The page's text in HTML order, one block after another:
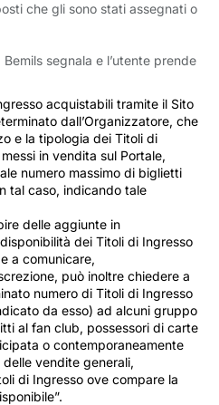
che gli sono stati assegnati o
segnala e l’utente prende
acquistabili tramite il Sito
dall’Organizzatore, che
e la tipologia dei Titoli di
in vendita sul Portale,
numero massimo di biglietti
tal caso, indicando tale
delle aggiunte in
dei Titoli di Ingresso
a comunicare,
può inoltre chiedere a
numero di Titoli di Ingresso
da esso) ad alcuni gruppo
al fan club, possessori di carte
o contemporaneamente
vendite generali,
di Ingresso ove compare la